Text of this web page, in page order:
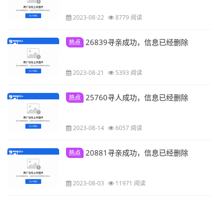
2023-08-22 8779 阅读
热点 26839寻亲成功，信息已经删除
2023-08-21 5393 阅读
热点 25760寻人成功，信息已经删除
2023-08-14 6057 阅读
热点 20881寻亲成功，信息已经删除
2023-08-03 11971 阅读